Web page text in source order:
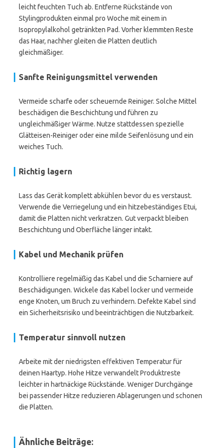
leicht feuchten Tuch ab. Entferne Rückstände von
Stylingprodukten einmal pro Woche mit einem in
Isopropylalkohol getränkten Pad. Vorher klemmten Reste
das Haar, nachher gleiten die Platten deutlich
gleichmäßiger.
Sanfte Reinigungsmittel verwenden
Vermeide scharfe oder scheuernde Reiniger. Solche Mittel
beschädigen die Beschichtung und führen zu
ungleichmäßiger Wärme. Nutze stattdessen spezielle
Glätteisen-Reiniger oder eine milde Seifenlösung und ein
weiches Tuch.
Richtig lagern
Lass das Gerät komplett abkühlen bevor du es verstaust.
Verwende die Verriegelung und ein hitzebeständiges Etui,
damit die Platten nicht verkratzen. Gut verpackt bleiben
Beschichtung und Oberfläche länger intakt.
Kabel und Mechanik prüfen
Kontrolliere regelmäßig das Kabel und die Scharniere auf
Beschädigungen. Wickele das Kabel locker und vermeide
enge Knoten, um Bruch zu verhindern. Defekte Kabel sind
ein Sicherheitsrisiko und beeinträchtigen die Nutzbarkeit.
Temperatur sinnvoll nutzen
Arbeite mit der niedrigsten effektiven Temperatur für
deinen Haartyp. Hohe Hitze verwandelt Produktreste
leichter in hartnäckige Rückstände. Weniger Durchgänge
bei passender Hitze reduzieren Ablagerungen und schonen
die Platten.
Ähnliche Beiträge: